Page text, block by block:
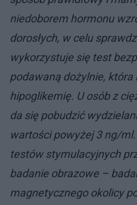
niedoborem hormonu
dorosłych, w celu
wykorzystuje się test
podawaną dożylnie,
hipoglikemię. U osób z
da się pobudzić
wartości powyżej 3 ng/
testów stymulacyjnych
badanie obrazowe –
magnetycznego okolicy